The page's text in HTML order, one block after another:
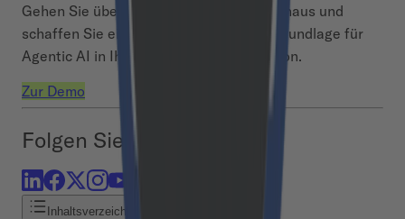
Gehen Sie über vereinzelte AI-Piloten hinaus und
schaffen Sie eine sichere, skalierbare Grundlage für
Agentic AI in Ihrer gesamten Organisation.
Zur Demo
Folgen Sie uns
Inhaltsverzeichnis